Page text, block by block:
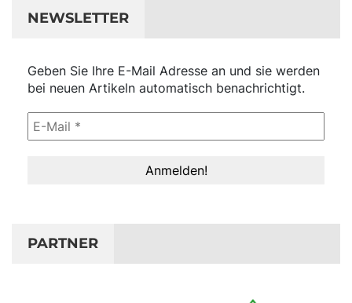
NEWSLETTER
Geben Sie Ihre E-Mail Adresse an und sie werden
bei neuen Artikeln automatisch benachrichtigt.
PARTNER